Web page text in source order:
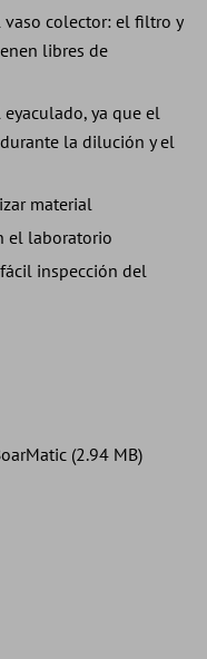
vaso colector: el filtro y
libres de
ya que el
la dilución y el
material
el laboratorio
inspección del
(2.94 MB)